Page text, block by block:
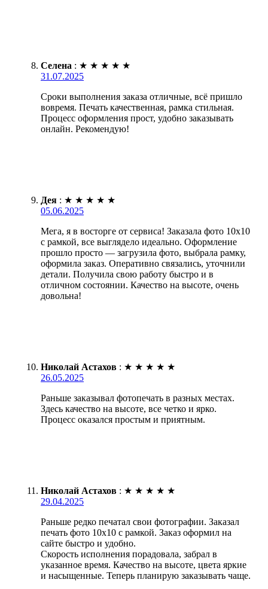
Селена : ★ ★ ★ ★ ★
31.07.2025
Сроки выполнения заказа отличные, всё пришло
вовремя. Печать качественная, рамка стильная.
Процесс оформления прост, удобно заказывать
онлайн. Рекомендую!
Дея : ★ ★ ★ ★ ★
05.06.2025
Мега, я в восторге от сервиса! Заказала фото 10х10
с рамкой, все выглядело идеально. Оформление
прошло просто — загрузила фото, выбрала рамку,
оформила заказ. Оперативно связались, уточнили
детали. Получила свою работу быстро и в
отличном состоянии. Качество на высоте, очень
довольна!
Николай Астахов : ★ ★ ★ ★ ★
26.05.2025
Раньше заказывал фотопечать в разных местах.
Здесь качество на высоте, все четко и ярко.
Процесс оказался простым и приятным.
Николай Астахов : ★ ★ ★ ★ ★
29.04.2025
Раньше редко печатал свои фотографии. Заказал
печать фото 10х10 с рамкой. Заказ оформил на
сайте быстро и удобно.
Скорость исполнения порадовала, забрал в
указанное время. Качество на высоте, цвета яркие
и насыщенные. Теперь планирую заказывать чаще.